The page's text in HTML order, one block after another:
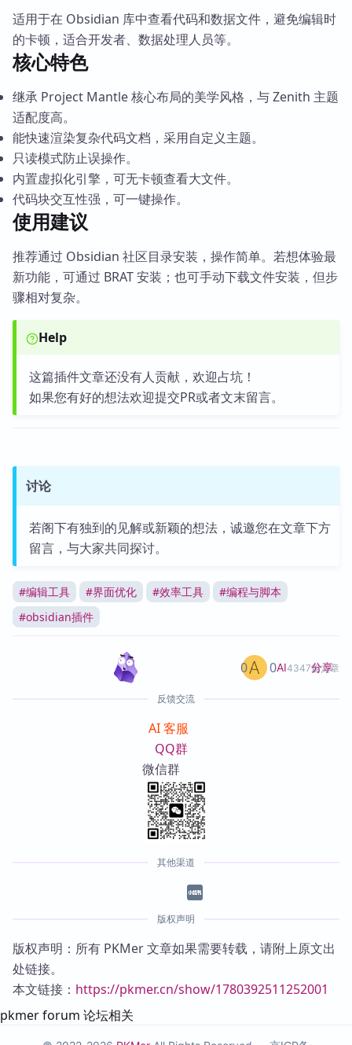
适用于在 Obsidian 库中查看代码和数据文件，避免编辑时
的卡顿，适合开发者、数据处理人员等。
核心特色
继承 Project Mantle 核心布局的美学风格，与 Zenith 主题
适配度高。
能快速渲染复杂代码文档，采用自定义主题。
只读模式防止误操作。
内置虚拟化引擎，可无卡顿查看大文件。
代码块交互性强，可一键操作。
使用建议
推荐通过 Obsidian 社区目录安装，操作简单。若想体验最
新功能，可通过 BRAT 安装；也可手动下载文件安装，但步
骤相对复杂。
Help
这篇插件文章还没有人贡献，欢迎占坑！
如果您有好的想法欢迎提交PR或者文末留言。
讨论
若阁下有独到的见解或新颖的想法，诚邀您在文章下方
留言，与大家共同探讨。
#编辑工具 #界面优化 #效率工具 #编程与脚本
#obsidian插件
AI4347篇文章
0 0 分享
反馈交流
AI 客服
QQ群
微信群
其他渠道
版权声明
版权声明：所有 PKMer 文章如果需要转载，请附上原文出
处链接。
本文链接： https://pkmer.cn/show/1780392511252001
pkmer forum 论坛相关